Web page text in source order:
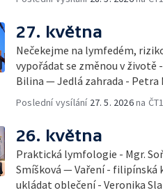
27. května
Nečekejme na lymfedém,
vypořádat se změnou v životě
Bilina — Jedlá zahrada -
Poslední vysílání 27. 5. 2026na ČT1
26. května
Praktická lymfologie - Mgr.
Smíšková — Vaření - filipínská
ukládat oblečení - Veronika